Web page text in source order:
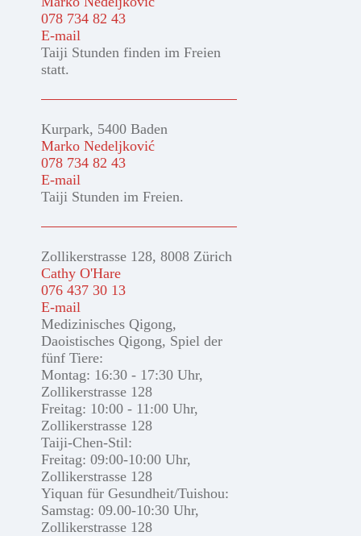
078 734 82 43
E-mail
Taiji Stunden finden im Freien
statt.
Kurpark, 5400 Baden
Marko Nedeljković
078 734 82 43
E-mail
Taiji Stunden im Freien.
Zollikerstrasse 128, 8008 Zürich
Cathy O'Hare
076 437 30 13
E-mail
Medizinisches Qigong,
Daoistisches Qigong, Spiel der
fünf Tiere:
Montag: 16:30 - 17:30 Uhr,
Zollikerstrasse 128
Freitag: 10:00 - 11:00 Uhr,
Zollikerstrasse 128
Taiji-Chen-Stil:
Freitag: 09:00-10:00 Uhr,
Zollikerstrasse 128
Yiquan für Gesundheit/Tuishou:
Samstag: 09.00-10:30 Uhr,
Zollikerstrasse 128